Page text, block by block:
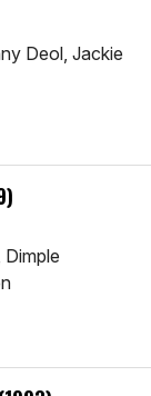
Deol, Jackie